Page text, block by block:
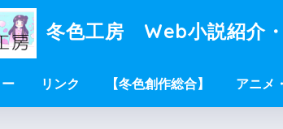
冬色工房 Web小説紹介
リンク 【冬色創作総合】 アニメ